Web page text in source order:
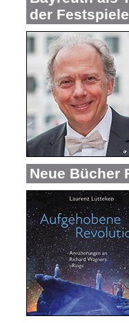
der Festspiele
Neue Bücher